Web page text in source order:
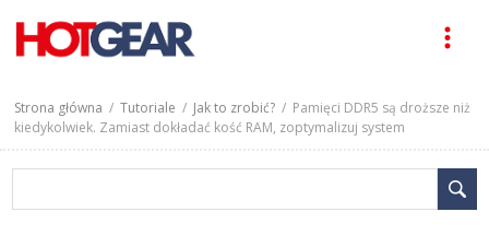
Strona główna /Tutoriale / Jak to zrobić? / Pamięci DDR5 są droższe niż
kiedykolwiek. Zamiast dokładać kość RAM, zoptymalizuj system